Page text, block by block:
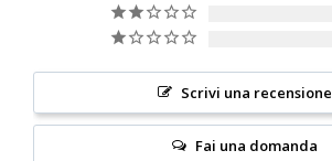
Scrivi una recensione
Fai una domanda